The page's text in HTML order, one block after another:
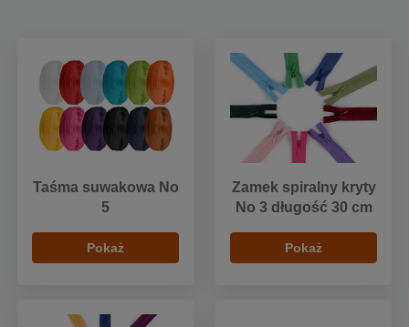
Taśma suwakowa No
5
Pokaż
Zamek spiralny kryty
No 3 długość 30 cm
Pokaż